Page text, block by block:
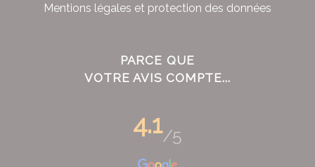
Mentions légales et protection des données
PARCE QUE
VOTRE AVIS COMPTE...
4.1/5